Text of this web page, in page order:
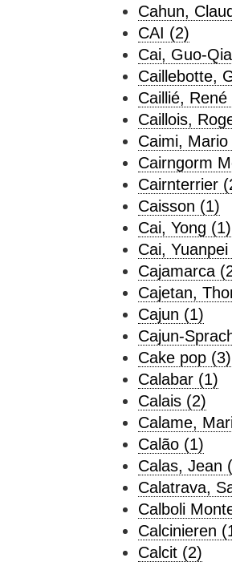
Cahun,
CAI (2)
Cai, Guo-
Caillebotte,
Caillié, René
Caillois,
Caimi, Mario
Cairngorm
Cairnterrier
Caisson (1)
Cai, Yong (1)
Cai,
Cajamarca
Cajetan,
Cajun (1)
Cajun-
Cake pop (3)
Calabar (1)
Calais (2)
Calame,
Calão (1)
Calas, Jean
Calatrava,
Calboli
Calcinieren
Calcit (2)